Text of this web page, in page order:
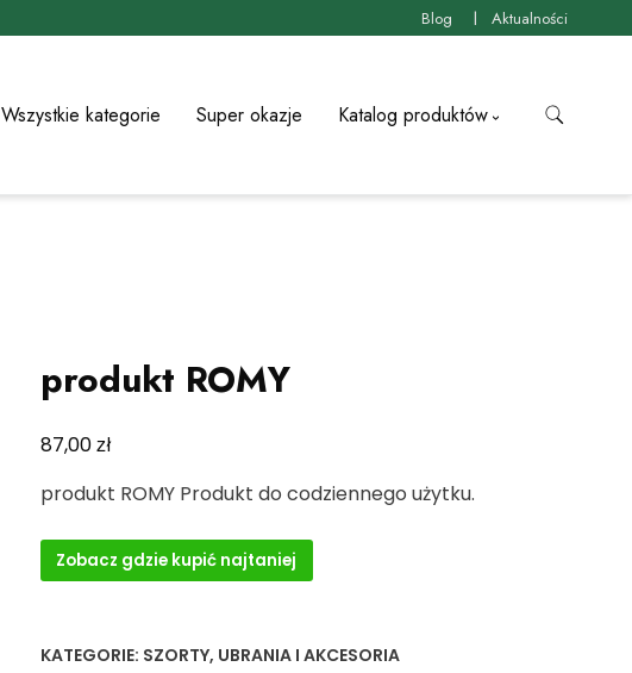
Blog Aktualności
Wszystkie kategorie Super okazje Katalog produktów
produkt ROMY
87,00zł
produkt ROMY Produkt do codziennego użytku.
Zobacz gdzie kupić najtaniej
KATEGORIE: SZORTY, UBRANIA I AKCESORIA